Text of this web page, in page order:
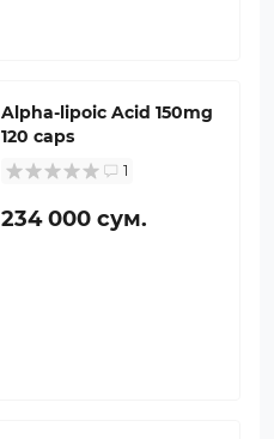
Alpha-lipoic Acid 150mg
120 caps
1
234 000 сум.